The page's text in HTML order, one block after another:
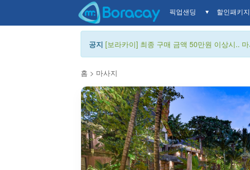
픽업샌딩 ▼ 할인패키지
공지 [보라카이] 최종 구매 금액 50만원 이상시..
홈 > 마사지